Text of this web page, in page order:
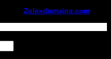
Zolexdomains.com